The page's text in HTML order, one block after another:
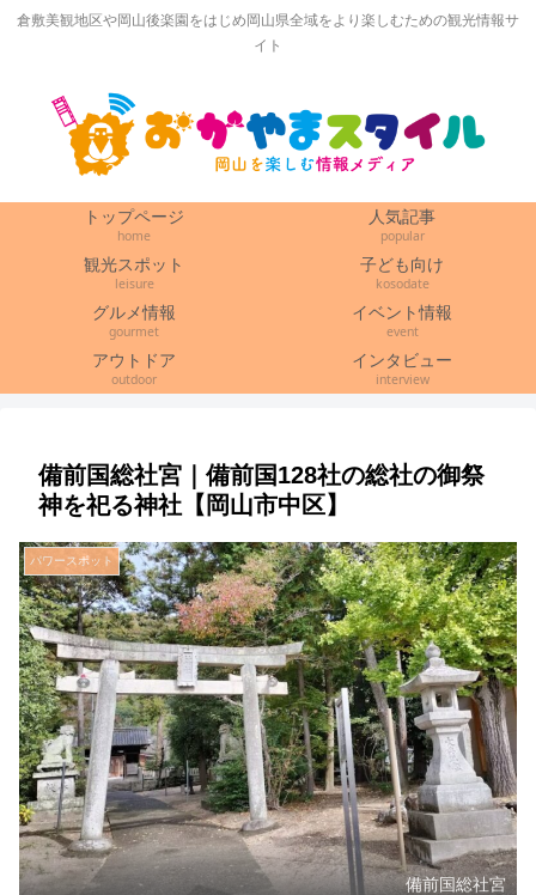
倉敷美観地区や岡山後楽園をはじめ岡山県全域をより楽しむための観光情報サ
イト
トップページ
home
人気記事
popular
観光スポット
leisure
子ども向け
kosodate
グルメ情報
gourmet
イベント情報
event
アウトドア
outdoor
インタビュー
interview
備前国総社宮｜備前国128社の総社の御祭
神を祀る神社【岡山市中区】
パワースポット
備前国総社宮